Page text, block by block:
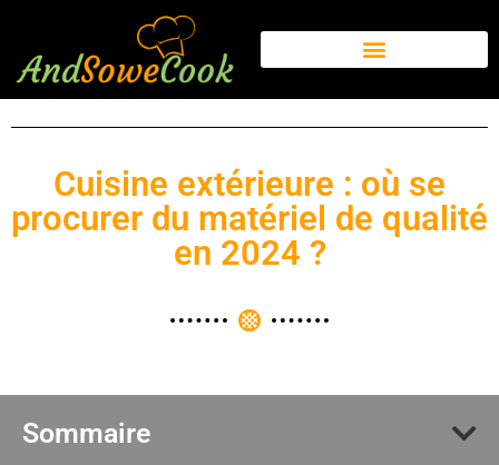
Cuisine extérieure : où se
procurer du matériel de qualité
en 2024 ?
Sommaire